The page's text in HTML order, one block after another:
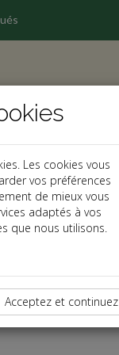
Les cookies vous
vos préférences
de mieux vous
adaptés à vos
que nous utilisons.
Acceptez et continuez